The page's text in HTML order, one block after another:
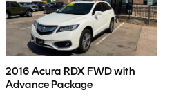
2016 Acura RDX FWD with
Advance Package